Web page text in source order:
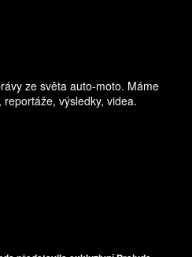
ze světa auto-moto. Máme
výsledky, videa.